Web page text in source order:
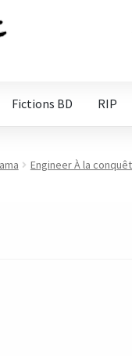
Fictions BD RIP
Engineer À la